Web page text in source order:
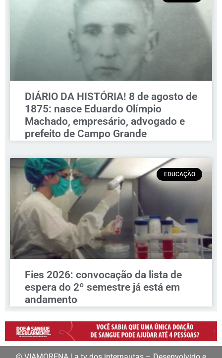
DIÁRIO DA HISTÓRIA! 8 de agosto de
1875: nasce Eduardo Olímpio
Machado, empresário, advogado e
prefeito de Campo Grande
EDUCAÇÃO
Fies 2026: convocação da lista de
espera do 2º semestre já está em
andamento